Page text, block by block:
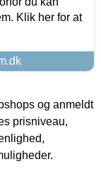
Klik her for at
og anmeldt
prisniveau,